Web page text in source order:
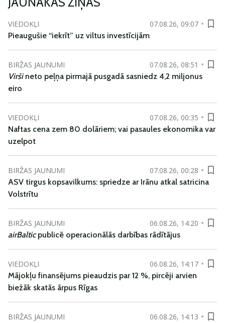
VIEDOKĻI
07.08.26, 09:07
Pieaugušie “iekrīt” uz viltus investīcijām
BIRŽAS JAUNUMI
07.08.26, 08:51
Viršineto peļņa pirmajā pusgadā sasniedz 4,2 miljonus
eiro
VIEDOKĻI
07.08.26, 00:35
Naftas cena zem 80 dolāriem; vai pasaules ekonomika var
uzelpot
BIRŽAS JAUNUMI
07.08.26, 00:28
ASV tirgus kopsavilkums: spriedze ar Irānu atkal satricina
Volstrītu
BIRŽAS JAUNUMI
06.08.26, 14:20
airBalticpublicē operacionālās darbības rādītājus
VIEDOKĻI
06.08.26, 14:17
Mājokļu finansējums pieaudzis par 12 %, pircēji arvien
biežāk skatās ārpus Rīgas
BIRŽAS JAUNUMI
06.08.26, 14:13